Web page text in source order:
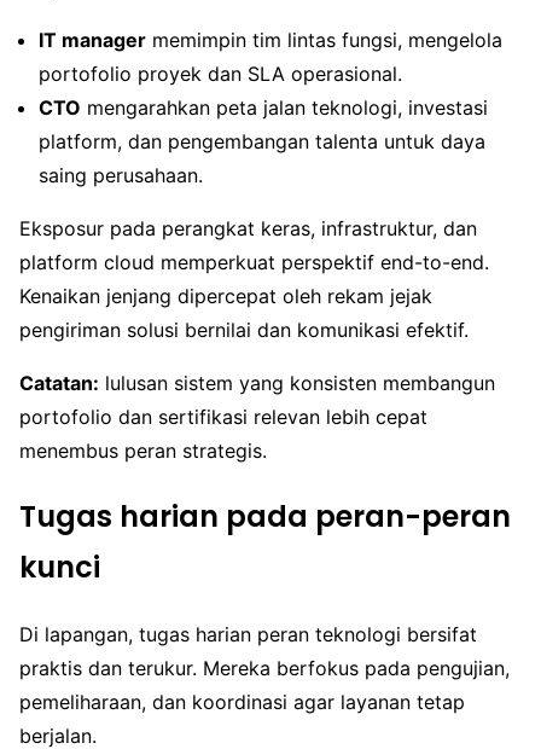
IT manager memimpin tim lintas fungsi, mengelola
portofolio proyek dan SLA operasional.
CTO mengarahkan peta jalan teknologi, investasi
platform, dan pengembangan talenta untuk daya
saing perusahaan.
Eksposur pada perangkat keras, infrastruktur, dan
platform cloud memperkuat perspektif end-to-end.
Kenaikan jenjang dipercepat oleh rekam jejak
pengiriman solusi bernilai dan komunikasi efektif.
Catatan: lulusan sistem yang konsisten membangun
portofolio dan sertifikasi relevan lebih cepat
menembus peran strategis.
Tugas harian pada peran-peran
kunci
Di lapangan, tugas harian peran teknologi bersifat
praktis dan terukur. Mereka berfokus pada pengujian,
pemeliharaan, dan koordinasi agar layanan tetap
berjalan.